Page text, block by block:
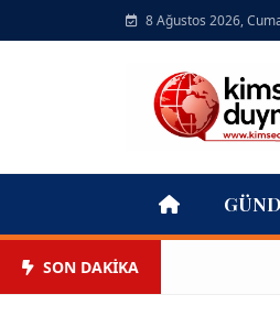
8 Ağustos 2026,
SON DAKİKA